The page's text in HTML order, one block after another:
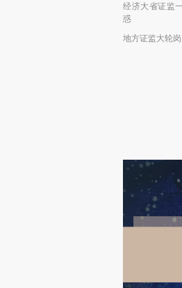
经济大省证监
惑
地方证监大轮